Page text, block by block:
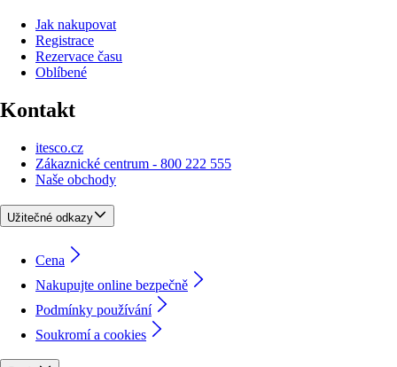
Jak nakupovat
Registrace
Rezervace času
Oblíbené
Kontakt
itesco.cz
Zákaznické centrum - 800 222 555
Naše obchody
Užitečné odkazy
Cena
Nakupujte online bezpečně
Podmínky používání
Soukromí a cookies